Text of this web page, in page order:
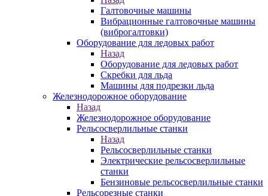
Галтовочные машины
Вибрационные галтовочные машины
(виброгалтовки)
Оборудование для ледовых работ
Назад
Оборудование для ледовых работ
Скребки для льда
Машины для подрезки льда
Железнодорожное оборудование
Назад
Железнодорожное оборудование
Рельсосверлильные станки
Назад
Рельсосверлильные станки
Электрические рельсосверлильные
станки
Бензиновые рельсосверлильные станки
Рельсорезные станки